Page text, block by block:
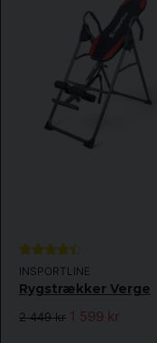
Email adresse
Ja, du kan
INSPORTLINE
Rygstrækker Verge
2 449 kr 1 599 kr